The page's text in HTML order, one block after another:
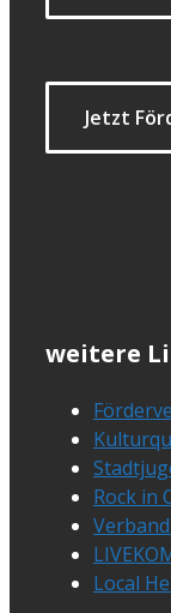
Jetzt
weitere
Rock in
Local